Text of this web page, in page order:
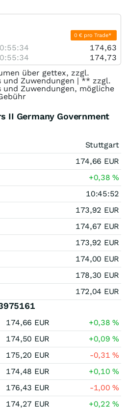
0 € pro Trade*
174,63
174,73
über gettex, zzgl.
Zuwendungen | ** zzgl.
Zuwendungen, mögliche
II Germany Government
Stuttgart
174,66 EUR
+0,38%
10:45:52
173,92 EUR
174,67 EUR
173,92 EUR
174,00 EUR
178,30 EUR
172,04 EUR
174,66 EUR +0,38%
174,50 EUR +0,09%
175,20 EUR -0,31%
174,48 EUR +0,10%
176,43 EUR -1,00%
174,27 EUR +0,22%